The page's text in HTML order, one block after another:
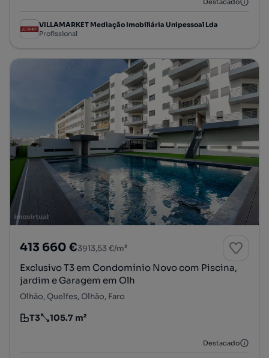
Destacado
VILLAMARKET Mediação Imobiliária Unipessoal Lda
Profissional
413 660 €3913,53 €/m²
Exclusivo T3 em Condomínio Novo com Piscina,
jardim e Garagem em Olh
Olhão, Quelfes, Olhão, Faro
Tipologia
T3
Preço por metro quadrado
105.7 m²
Destacado